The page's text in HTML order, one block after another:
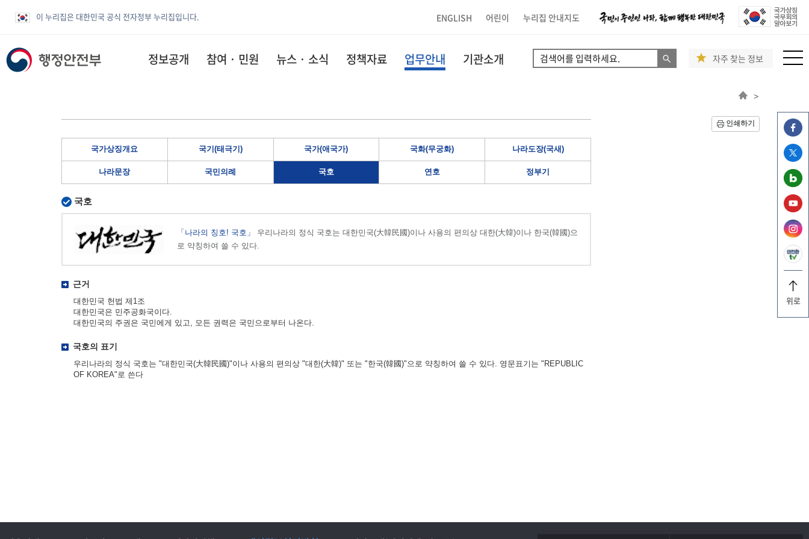
이 누리집은 대한민국 공식 전자정부 누리집입니다. ENGLISH 어린이 누리집 안내지도
위로
정보공개 참여 · 민원 뉴스 · 소식 정책자료 업무안내 기관소개 자주 찾는 정보
>
인쇄하기
국가상징개요 국기(태극기) 국가(애국가) 국화(무궁화) 나라도장(국새)
나라문장 국민의례 국호 연호 정부기
국호
「나라의 칭호! 국호」
우리나라의 정식 국호는 대한민국(大韓民國)이나 사용의 편의상 대한(大韓)이나 한국(韓國)으
로 약칭하여 쓸 수 있다.
근거
대한민국 헌법 제1조
대한민국은 민주공화국이다.
대한민국의 주권은 국민에게 있고, 모든 권력은 국민으로부터 나온다.
국호의 표기
우리나라의 정식 국호는 "대한민국(大韓民國)"이나 사용의 편의상 "대한(大韓)" 또는 "한국(韓國)"으로 약칭하여 쓸 수 있다. 영문표기는 "REPUBLIC
OF KOREA"로 쓴다